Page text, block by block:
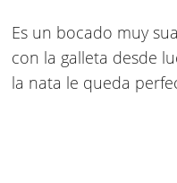
Es un bocado muy
con la galleta desde
la nata le queda